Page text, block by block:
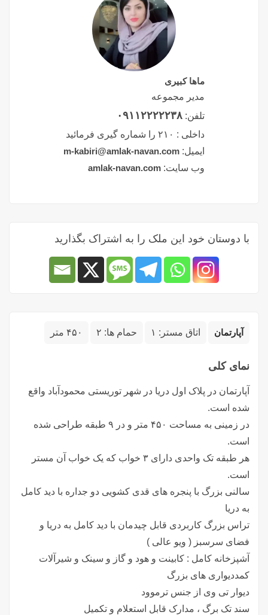
آپارتمان اتاق مستر: ۱ حمام ها: ۲ ۴۵۰ متر
نمای کلی
آپارتمان در پلاک اول دریا در شهر توریستی محمودآباد واقع
شده است.
در زمینی به مساحت ۴۵۰ متر و در ۹ طبقه طراحی شده
است.
هر طبقه تک واحدی دارای ۳ خواب که یک خواب آن مستر
است.
سالنی بزرگ با پنجره های قدی کشویی دو جداره با دید کامل
به دریا
تراس بزرگ کاربردی قابل چیدمان با دید کامل به دریا و
فضای سرسبز ( ویو عالی )
آشپزخانه کامل : کابینت و هود و گاز و سینک و شیرآلات
کمددیواری های بزرگ
دیوار تی وی از جنس ترموود
سند تک برگ ، مدارک قابل استعلام و تکمیل
ماها کبیری
مدیر مجموعه
تلفن: ۰۹۱۱۲۲۲۲۲۳۸
داخلی : ۲۱۰ را شماره گیری فرمائید
ایمیل: m-kabiri@amlak-navan.com
وب سایت: amlak-navan.com
با دوستان خود این ملک را به اشتراک بگذارید